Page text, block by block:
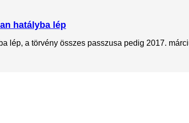
hatályba lép
lép, a törvény összes passzusa pedig 2017.